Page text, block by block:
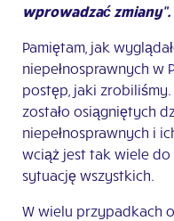
wprowadzać zmiany”.
Pamiętam, jak
niepełnosprawnych w
postęp, jaki
zostało osiągniętych
niepełnosprawnych i
wciąż jest tak wiele
sytuację wszystkich.
W wielu przypadkach